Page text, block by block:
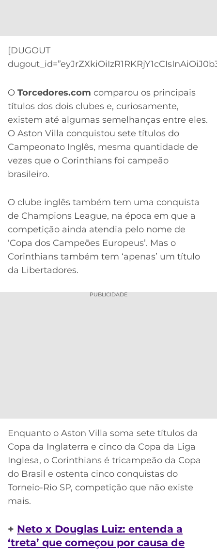
[DUGOUT
O Torcedores.com comparou os principais
títulos dos dois clubes e, curiosamente,
existem até algumas semelhanças entre eles.
O Aston Villa conquistou sete títulos do
Campeonato Inglês, mesma quantidade de
vezes que o Corinthians foi campeão
brasileiro.
O clube inglês também tem uma conquista
de Champions League, na época em que a
competição ainda atendia pelo nome de
‘Copa dos Campeões Europeus’. Mas o
Corinthians também tem ‘apenas’ um título
da Libertadores.
PUBLICIDADE
Enquanto o Aston Villa soma sete títulos da
Copa da Inglaterra e cinco da Copa da Liga
Inglesa, o Corinthians é tricampeão da Copa
do Brasil e ostenta cinco conquistas do
Torneio-Rio SP, competição que não existe
mais.
+ Neto x Douglas Luiz: entenda a
‘treta’ que começou por causa de